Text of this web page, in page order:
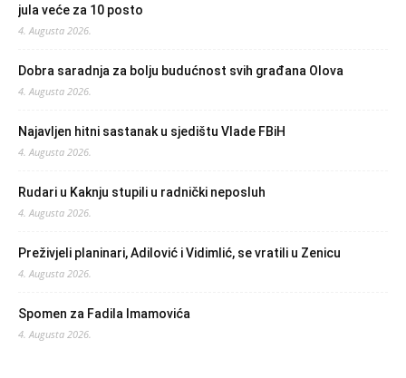
jula veće za 10 posto
4. Augusta 2026.
Dobra saradnja za bolju budućnost svih građana Olova
4. Augusta 2026.
Najavljen hitni sastanak u sjedištu Vlade FBiH
4. Augusta 2026.
Rudari u Kaknju stupili u radnički neposluh
4. Augusta 2026.
Preživjeli planinari, Adilović i Vidimlić, se vratili u Zenicu
4. Augusta 2026.
Spomen za Fadila Imamovića
4. Augusta 2026.